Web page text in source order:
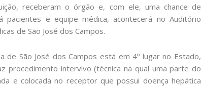
receberam o órgão e, com ele, uma chance de
pacientes e equipe médica, acontecerá no Auditório
de São José dos Campos.
de São José dos Campos está em 4º lugar no Estado,
procedimento intervivo (técnica na qual uma parte do
e colocada no receptor que possui doença hepática